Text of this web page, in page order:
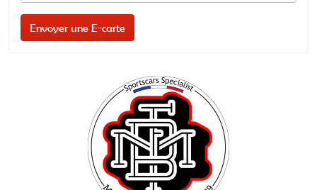
Envoyer une E-carte